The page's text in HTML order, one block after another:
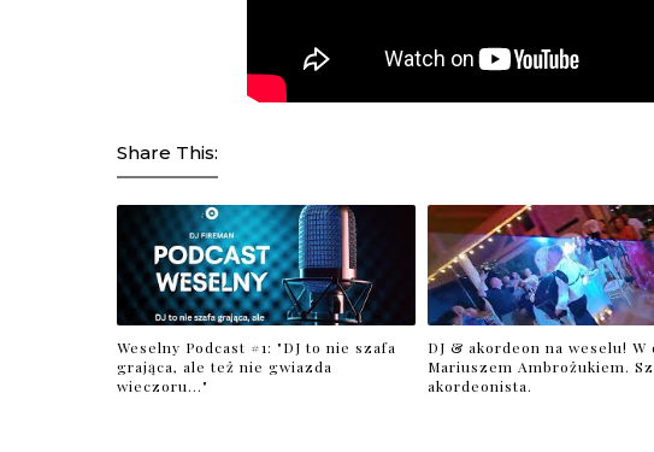
Share This:
Weselny Podcast #1: "DJ to nie szafa
grająca, ale też nie gwiazda
wieczoru..."
DJ & akordeon na weselu! W
Mariuszem Ambrożukiem.
akordeonista.